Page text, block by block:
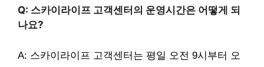
Q: 스카이라이프 고객센터의 운영시간은 어떻게 되
나요?
A: 스카이라이프 고객센터는 평일 오전 9시부터 오